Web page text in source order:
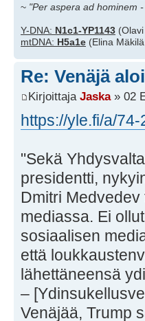
~ "Per aspera ad hominem
Y-DNA: N1c1-YP1143
mtDNA: H5a1e (Elina
Re: Venäjä
Kirjoittaja Jaska» 02
https://yle.fi/a/
"Sekä
presidentti,
Dmitri
mediassa. Ei
sosiaalisen
että
lähettäneensä
–
Venäjää, Trump